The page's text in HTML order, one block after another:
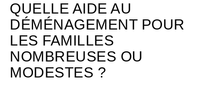
QUELLE AIDE AU
DÉMÉNAGEMENT POUR
LES FAMILLES
NOMBREUSES OU
MODESTES ?